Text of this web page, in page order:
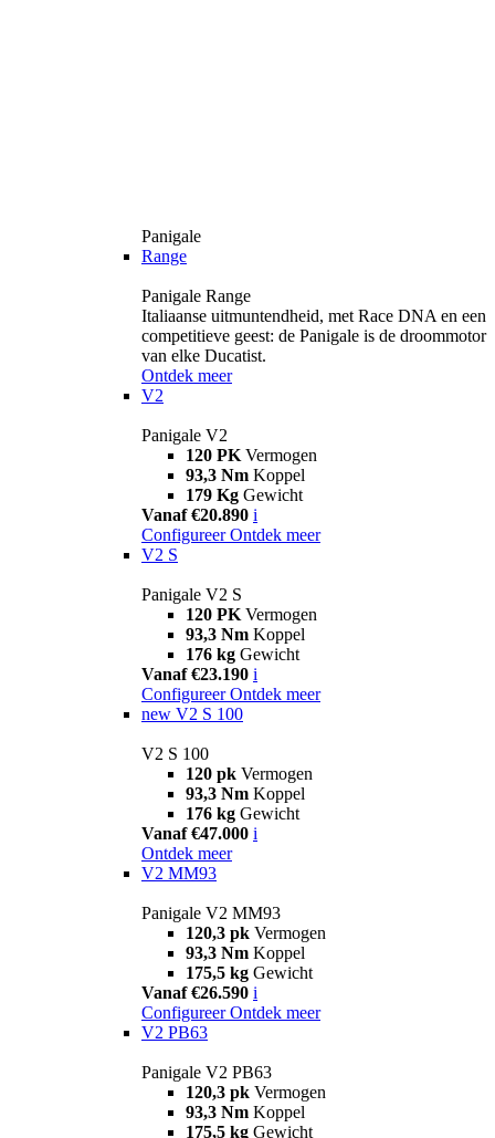
Panigale
Range
Panigale Range
Italiaanse uitmuntendheid, met Race DNA en een
competitieve geest: de Panigale is de droommotor
van elke Ducatist.
Ontdek meer
V2
Panigale V2
120 PK Vermogen
93,3 Nm Koppel
179 Kg Gewicht
Vanaf €20.890 i
Configureer Ontdek meer
V2 S
Panigale V2 S
120 PK Vermogen
93,3 Nm Koppel
176 kg Gewicht
Vanaf €23.190 i
Configureer Ontdek meer
new V2 S 100
V2 S 100
120 pk Vermogen
93,3 Nm Koppel
176 kg Gewicht
Vanaf €47.000 i
Ontdek meer
V2 MM93
Panigale V2 MM93
120,3 pk Vermogen
93,3 Nm Koppel
175,5 kg Gewicht
Vanaf €26.590 i
Configureer Ontdek meer
V2 PB63
Panigale V2 PB63
120,3 pk Vermogen
93,3 Nm Koppel
175,5 kg Gewicht